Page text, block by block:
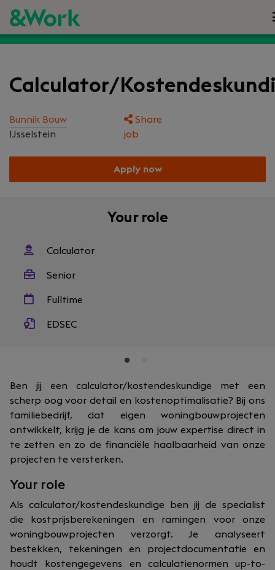
Calculator/
Bunnik Bouw
IJsselstein
Share
job
Apply now
Your role
Calculator
Senior
Fulltime
EDSEC
Ben jij een calculator/kostendeskundige met een
scherp oog voor detail en kostenoptimalisatie? Bij ons
familiebedrijf, dat eigen woningbouwprojecten
ontwikkelt, krijg je de kans om jouw expertise direct in
te zetten en zo de financiële haalbaarheid van onze
projecten te versterken.
Your role
Als calculator/kostendeskundige ben jij de specialist
die kostprijsberekeningen en ramingen voor onze
woningbouwprojecten verzorgt. Je analyseert
bestekken, tekeningen en projectdocumentatie en
houdt kostengegevens en calculatienormen up-to-